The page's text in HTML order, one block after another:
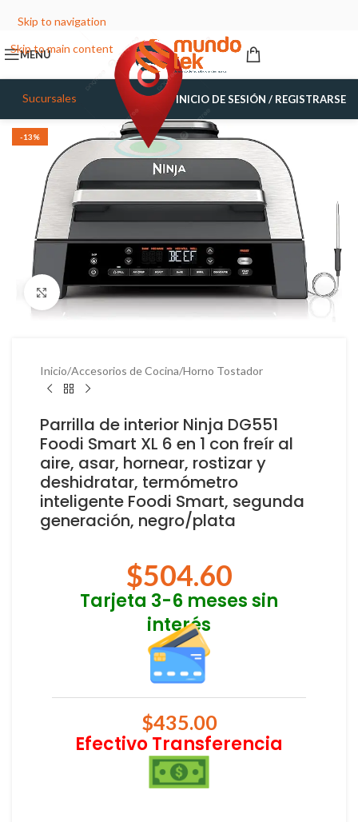
Skip to navigation
Skip to main content
MENÚ
Sucursales INICIO DE SESIÓN / REGISTRARSE
-13%
Haga Click para agrandar
Inicio/Accesorios de Cocina/Horno Tostador
Parrilla de interior Ninja DG551
Foodi Smart XL 6 en 1 con freír al
aire, asar, hornear, rostizar y
deshidratar, termómetro
inteligente Foodi Smart, segunda
generación, negro/plata
$504.60
Tarjeta 3-6 meses sin
interés
$435.00
Efectivo Transferencia